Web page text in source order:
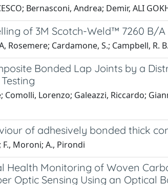
Bernasconi, Andrea; Demir, ALI
of 3M Scotch-Weld™ 7260 B/
Rosemere; Cardamone, S.; Campbell, R.
Bonded Lap Joints by a
Lorenzo; Galeazzi, Riccardo;
of adhesively bonded thick
Moroni; A., Pirondi
Health Monitoring of Woven
Optic Sensing Using an Optical